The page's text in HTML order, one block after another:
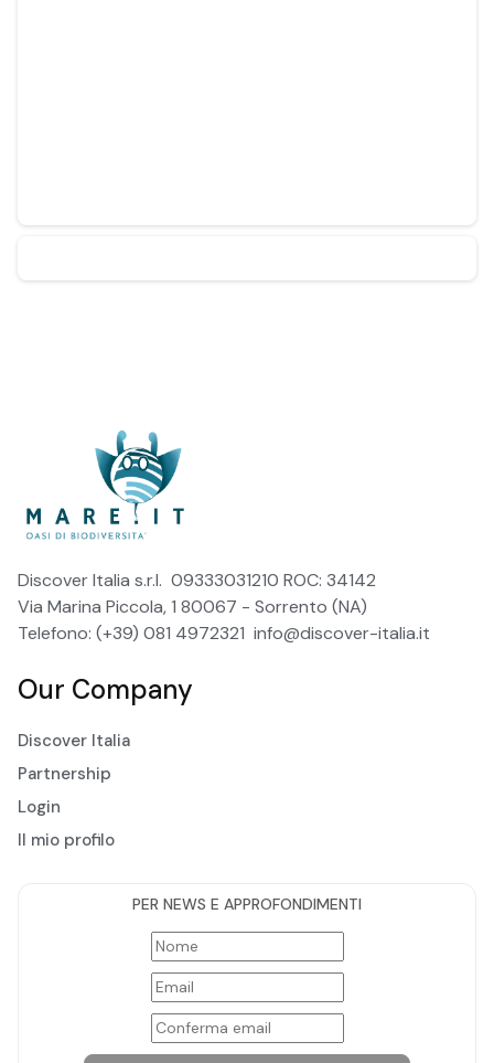
Discover Italia s.r.l. 09333031210 ROC: 34142
Via Marina Piccola, 1 80067 - Sorrento (NA)
Telefono: (+39) 081 4972321 info@discover-italia.it
Our Company
Discover Italia
Partnership
Login
Il mio profilo
PER NEWS E APPROFONDIMENTI